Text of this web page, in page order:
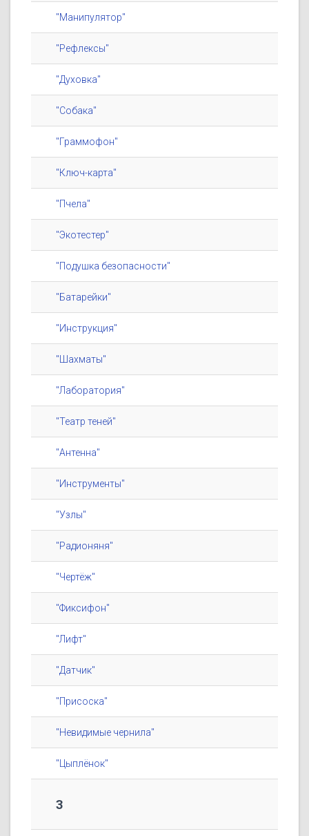
"Манипулятор"
"Рефлексы"
"Духовка"
"Собака"
"Граммофон"
"Ключ-карта"
"Пчела"
"Экотестер"
"Подушка безопасности"
"Батарейки"
"Инструкция"
"Шахматы"
"Лаборатория"
"Театр теней"
"Антенна"
"Инструменты"
"Узлы"
"Радионяня"
"Чертёж"
"Фиксифон"
"Лифт"
"Датчик"
"Присоска"
"Невидимые чернила"
"Цыплёнок"
3